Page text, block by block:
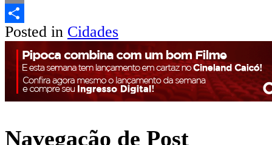
Email
Share
Posted in Cidades
Navegação de Post